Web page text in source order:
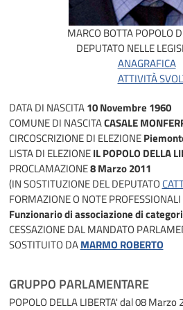
MARCO BOTTAPOPOLO
DEPUTATO NELLE
ANAGRAFICA
ATTIVITÀ
DATA DI NASCITA10 Novembre 1960
COMUNE DI NASCITACASALE
CIRCOSCRIZIONE DI ELEZIONE
LISTA DI ELEZIONEIL POPOLO DELLA
PROCLAMAZIONE8 Marzo 2011
(IN SOSTITUZIONE DEL DEPUTATO
FORMAZIONE O NOTE PROFESSIONALI
Funzionario di associazione di
CESSAZIONE DAL MANDATO
SOSTITUITO DAMARMO ROBERTO
GRUPPO PARLAMENTARE
POPOLO DELLA LIBERTA'dal 08 Marzo